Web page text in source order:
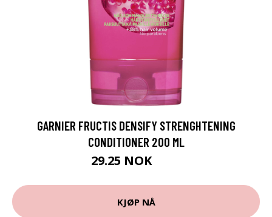
GARNIER FRUCTIS DENSIFY STRENGHTENING
CONDITIONER 200 ML
29.25 NOK
KJØP NÅ